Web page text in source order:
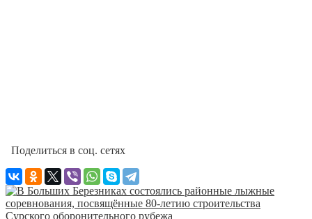
Поделиться в соц. сетях